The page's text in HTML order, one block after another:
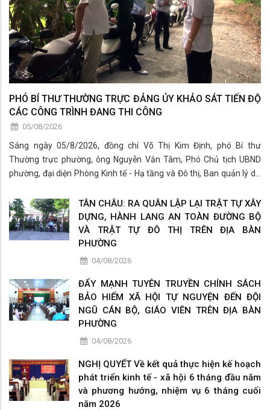
PHÓ BÍ THƯ THƯỜNG TRỰC ĐẢNG ỦY KHẢO SÁT TIẾN ĐỘ
CÁC CÔNG TRÌNH ĐANG THI CÔNG
05/08/2026
Sáng ngày 05/8/2026, đồng chí Võ Thị Kim Định, phó Bí thư
Thường trực phường, ông Nguyễn Văn Tâm, Phó Chủ tịch UBND
phường, đại diện Phòng Kinh tế - Hạ tầng và Đô thị, Ban quản lý dự
các công trình đangTÂN CHÂU: RA QUÂN LẬP LẠI TRẬT TỰ XÂY
DỰNG, HÀNH LANG AN TOÀN ĐƯỜNG BỘ
VÀ TRẬT TỰ ĐÔ THỊ TRÊN ĐỊA BÀN
PHƯỜNG
04/08/2026
ĐẨY MẠNH TUYÊN TRUYỀN CHÍNH SÁCH
BẢO HIỂM XÃ HỘI TỰ NGUYỆN ĐẾN ĐỘI
NGŨ CÁN BỘ, GIÁO VIÊN TRÊN ĐỊA BÀN
PHƯỜNG
04/08/2026
NGHỊ QUYẾT Về kết quả thực hiện kế hoạch
phát triển kinh tế - xã hội 6 tháng đầu năm
và phương hướng, nhiệm vụ 6 tháng cuối
năm 2026